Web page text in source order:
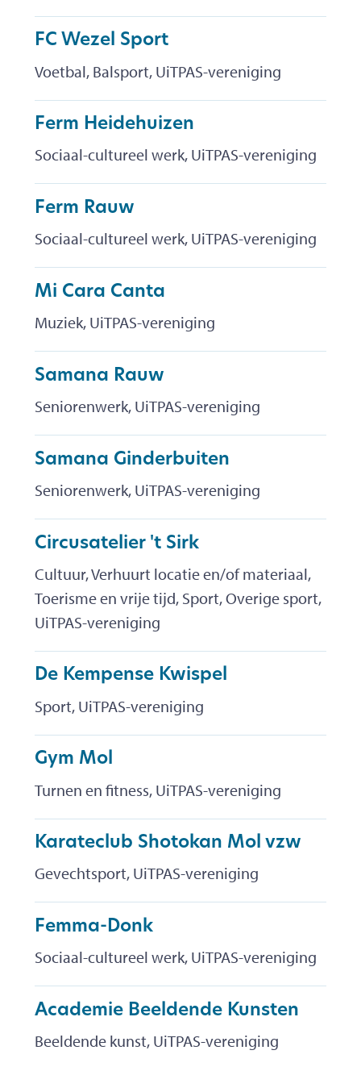
FC Wezel Sport
Voetbal, Balsport, UiTPAS-vereniging
Ferm Heidehuizen
Sociaal-cultureel werk, UiTPAS-vereniging
Ferm Rauw
Sociaal-cultureel werk, UiTPAS-vereniging
Mi Cara Canta
Muziek, UiTPAS-vereniging
Samana Rauw
Seniorenwerk, UiTPAS-vereniging
Samana Ginderbuiten
Seniorenwerk, UiTPAS-vereniging
Circusatelier 't Sirk
Cultuur, Verhuurt locatie en/of materiaal,
Toerisme en vrije tijd, Sport, Overige sport,
UiTPAS-vereniging
De Kempense Kwispel
Sport, UiTPAS-vereniging
Gym Mol
Turnen en fitness, UiTPAS-vereniging
Karateclub Shotokan Mol vzw
Gevechtsport, UiTPAS-vereniging
Femma-Donk
Sociaal-cultureel werk, UiTPAS-vereniging
Academie Beeldende Kunsten
Beeldende kunst, UiTPAS-vereniging